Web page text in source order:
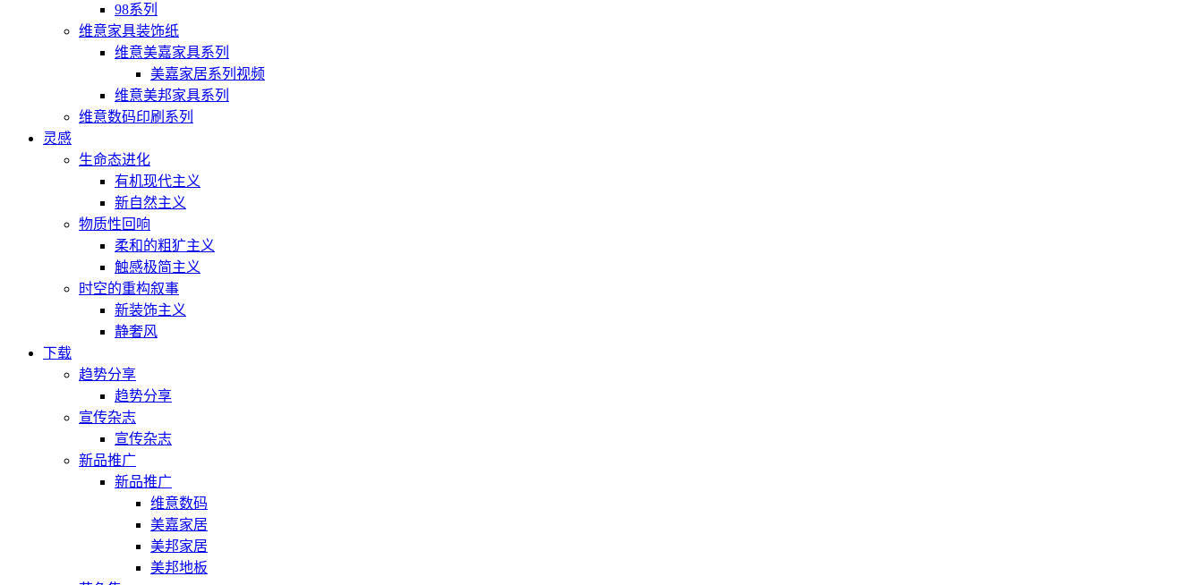
98系列
维意家具装饰纸
维意美嘉家具系列
美嘉家居系列视频
维意美邦家具系列
维意数码印刷系列
灵感
生命态进化
有机现代主义
新自然主义
物质性回响
柔和的粗犷主义
触感极简主义
时空的重构叙事
新装饰主义
静奢风
下载
趋势分享
趋势分享
宣传杂志
宣传杂志
新品推广
新品推广
维意数码
美嘉家居
美邦家居
美邦地板